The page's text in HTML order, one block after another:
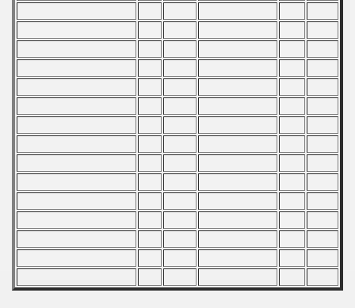
Qualifications) - 1976
Round) - 1976